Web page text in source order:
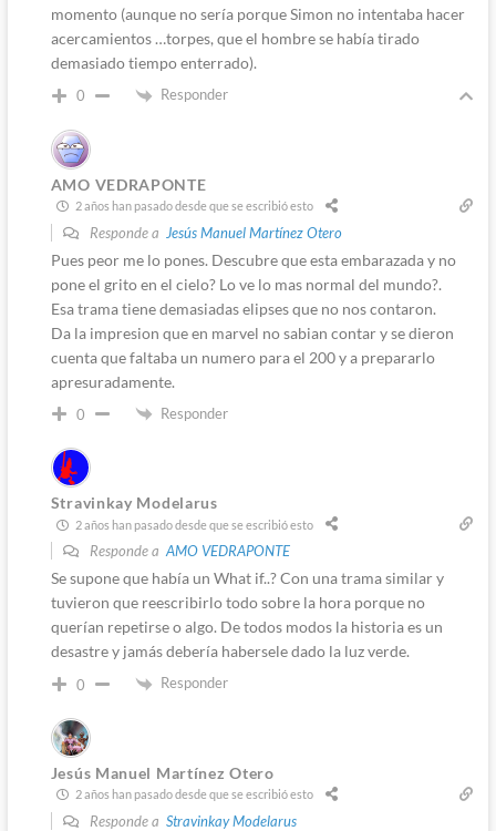
momento (aunque no sería porque Simon no intentaba hacer
acercamientos …torpes, que el hombre se había tirado
demasiado tiempo enterrado).
0 Responder
AMO VEDRAPONTE
2 años han pasado desde que se escribió esto
Responde a Jesús Manuel Martínez Otero
Pues peor me lo pones. Descubre que esta embarazada y no
pone el grito en el cielo? Lo ve lo mas normal del mundo?.
Esa trama tiene demasiadas elipses que no nos contaron.
Da la impresion que en marvel no sabian contar y se dieron
cuenta que faltaba un numero para el 200 y a prepararlo
apresuradamente.
0 Responder
Stravinkay Modelarus
2 años han pasado desde que se escribió esto
Responde aAMO VEDRAPONTE
Se supone que había un What if..? Con una trama similar y
tuvieron que reescribirlo todo sobre la hora porque no
querían repetirse o algo. De todos modos la historia es un
desastre y jamás debería habersele dado la luz verde.
0 Responder
Jesús Manuel Martínez Otero
2 años han pasado desde que se escribió esto
Responde a Stravinkay Modelarus